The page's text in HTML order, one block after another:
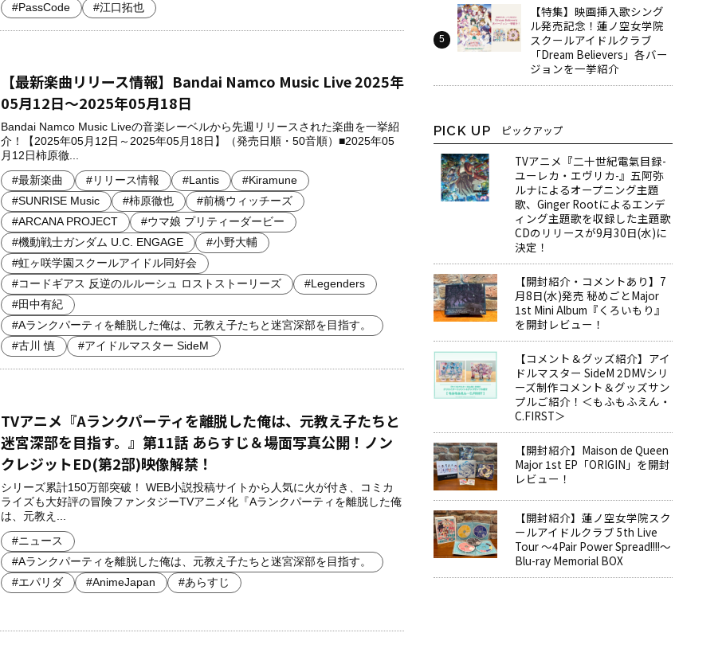
#PassCode
#江口拓也
【最新楽曲リリース情報】Bandai Namco Music Live 2025年
05月12日～2025年05月18日
Bandai Namco Music Liveの音楽レーベルから先週リリースされた楽曲を一挙紹
介！【2025年05月12日～2025年05月18日】（発売日順・50音順）■2025年05
月12日柿原徹...
#最新楽曲 #リリース情報 #Lantis
#Kiramune
#SUNRISE Music
#柿原徹也
#前橋ウィッチーズ
#ARCANA PROJECT
#ウマ娘 プリティーダービー
#機動戦士ガンダム U.C. ENGAGE
#小野大輔
#虹ヶ咲学園スクールアイドル同好会
#コードギアス 反逆のルルーシュ ロストストーリーズ
#Legenders
#田中有紀
#Aランクパーティを離脱した俺は、元教え子たちと迷宮深部を目指す。
#古川 慎
#アイドルマスター SideM
TVアニメ『Aランクパーティを離脱した俺は、元教え子たちと
迷宮深部を目指す。』第11話 あらすじ＆場面写真公開！ノン
クレジットED(第2部)映像解禁！
シリーズ累計150万部突破！ WEB小説投稿サイトから人気に火が付き、コミカ
ライズも大好評の冒険ファンタジーTVアニメ化『Aランクパーティを離脱した俺
は、元教え...
#ニュース
#Aランクパーティを離脱した俺は、元教え子たちと迷宮深部を目指す。
#エパリダ
#AnimeJapan #あらすじ
【特集】映画挿入歌シング
ル発売記念！蓮ノ空女学院
スクールアイドルクラブ
「Dream Believers」各バー
ジョンを一挙紹介
PICK UP ピックアップ
TVアニメ『二十世紀電氣目録-
ユーレカ・エヴリカ-』五阿弥
ルナによるオープニング主題
歌、Ginger Rootによるエンデ
ィング主題歌を収録した主題歌
CDのリリースが9月30日(水)に
決定！
【開封紹介・コメントあり】7
月8日(水)発売 秘めごとMajor
1st Mini Album『くろいもり』
を開封レビュー！
【コメント＆グッズ紹介】アイ
ドルマスター SideM 2DMVシリ
ーズ制作コメント＆グッズサン
プルご紹介！＜もふもふえん・
C.FIRST＞
【開封紹介】Maison de Queen
Major 1st EP「ORIGIN」を開封
レビュー！
【開封紹介】蓮ノ空女学院スク
ールアイドルクラブ 5th Live
Tour ～4Pair Power Spread!!!!～
Blu-ray Memorial BOX